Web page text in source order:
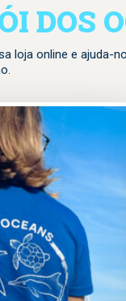
DOS
loja online e ajuda-